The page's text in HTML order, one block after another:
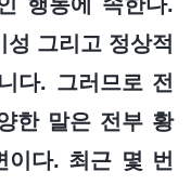
그리고 정상적
다. 그러므로 전
한 말은 전부 황
이다. 최근 몇 번